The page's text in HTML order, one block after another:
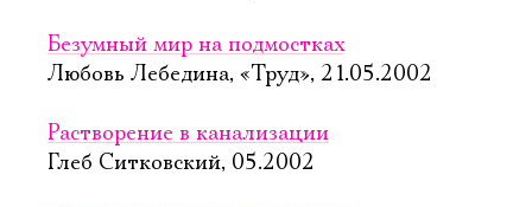
Безумный мир на подмостках
Любовь Лебедина, «Труд», 21.05.2002
Растворение в канализации
Глеб Ситковский, 05.2002